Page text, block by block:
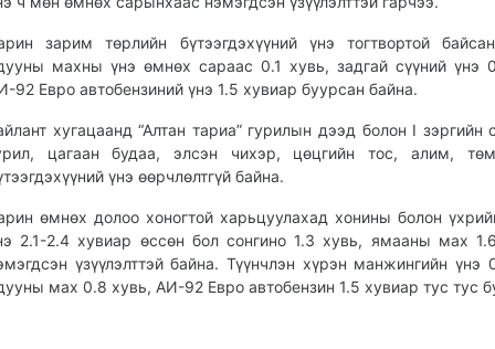
зарим төрлийн бүтээгдэхүүний үнэ тогтвортой
махны үнэ өмнөх сараас 0.1 хувь, задгай сүүний үнэ
92 Евро автобензиний үнэ 1.5 хувиар буурсан байна.
хугацаанд “Алтан тариа” гурилын дээд болон I зэргийн
цагаан будаа, элсэн чихэр, цөцгийн тос, алим,
үнэ өөрчлөлтгүй байна.
өмнөх долоо хоногтой харьцуулахад хонины болон
2.1-2.4 хувиар өссөн бол сонгино 1.3 хувь, ямааны мах
үзүүлэлттэй байна. Түүнчлэн хүрэн манжингийн үнэ
мах 0.8 хувь, АИ-92 Евро автобензин 1.5 хувиар тус тус